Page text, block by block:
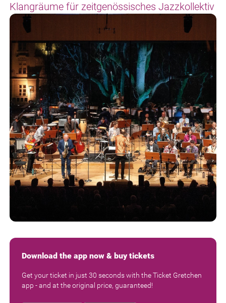
Klangräume für zeitgenössisches Jazzkollektiv
Download the app now & buy tickets
Get your ticket in just 30 seconds with the Ticket Gretchen
app - and at the original price, guaranteed!